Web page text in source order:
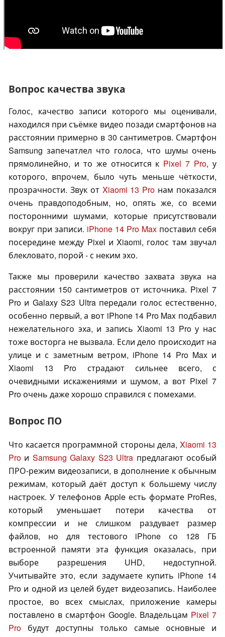
Вопрос качества звука
Голос, качество записи которого мы оценивали,
находился при съёмке видео позади смартфонов на
расстоянии примерно в 30 сантиметров. Смартфон
Samsung запечатлел что голоса, что шумы очень
прямолинейно, и то же относится к Pixel 7 Pro, у
которого, впрочем, было чуть меньше чёткости,
прозрачности. Звук от Xiaomi 13 Pro нам показался
очень правдоподобным, но, опять же, со всеми
посторонними шумами, которые присутствовали
вокруг при записи. iPhone 14 Pro Max поставил себя
посередине между Pixel и Xiaomi, голос там звучал
блекловато, порой - с неким эхо.
Также мы проверили качество захвата звука на
расстоянии 150 сантиметров от источника. Pixel 7
Pro и Galaxy S23 Ultra передали голос естественно,
особенно первый, а вот iPhone 14 Pro Max подбавил
нежелательного эха, и запись Xiaomi 13 Pro у нас
тоже восторга не вызвала. Если дело происходит на
улице и с заметным ветром, iPhone 14 Pro Max и
Xiaomi 13 Pro страдают сильнее всего, с
очевидными искажениями и шумом, а вот Pixel 7
Pro очень даже хорошо справился с помехами.
Вопрос ПО
Что касается программной стороны дела, Xiaomi 13
Pro и Samsung Galaxy S23 Ultra предлагают особый
ПРО-режим видеозаписи, в дополнение к обычным
режимам, который даёт доступ к большему числу
настроек. У телефонов Apple есть формате ProRes,
который уменьшает потери качества от
компрессии и не слишком раздувает размер
файлов, но для тестового iPhone со 128 ГБ
встроенной памяти эта функция оказалась, при
выборе разрешения UHD, недоступной.
Учитывайте это, если задумаете купить iPhone 14
Pro и одной из целей будет видеозапись. Наиболее
простое, во всех смыслах, приложение камеры
поставлено в смартфон Google. Владельцам Pixel 7
Pro будут доступны только самые основные и